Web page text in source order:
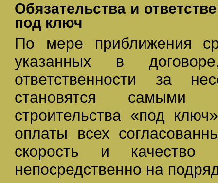
Обязательства и
под ключ
По мере приближения
указанных в
ответственности за
становятся самыми
строительства «под
оплаты всех
скорость и качество
непосредственно на